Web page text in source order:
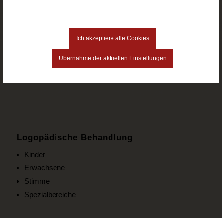
Ich akzeptiere alle Cookies
Übernahme der aktuellen Einstellungen
Mobil 0175 / 38 204 38
Tel. 0 99 31 / 91 25 55
Fax 0 99 31 / 90 63 15
www.logopaedie-plattling.de
Logopädische Behandlung
Kinder
Erwachsene
Stimme
Spezialbereiche